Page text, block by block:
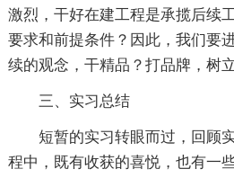
激烈，干好在建工程是承揽后续
要求和前提条件？因此，我们要
续的观念，干精品？打品牌，树
三、实习总结
短暂的实习转眼而过，回顾
程中，既有收获的喜悦，也有一